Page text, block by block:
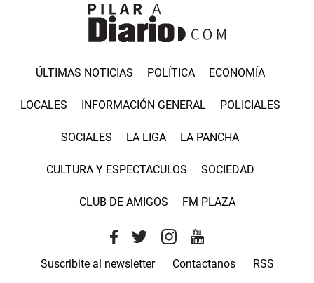
ÚLTIMAS NOTICIAS POLÍTICA ECONOMÍA
LOCALES INFORMACIÓN GENERAL POLICIALES
SOCIALES LA LIGA LA PANCHA
CULTURA Y ESPECTACULOS SOCIEDAD
CLUB DE AMIGOS FM PLAZA
Suscribite al newsletter Contactanos RSS